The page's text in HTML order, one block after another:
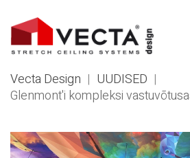
Vecta Design | UUDISED |
Glenmont'i kompleksi